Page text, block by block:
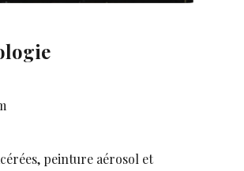
peinture aérosol et